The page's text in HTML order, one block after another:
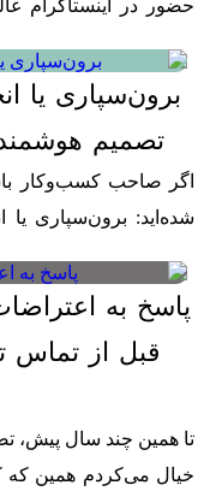
حضور در اینستاگرام
در...
برون‌سپاری یا
تصمیم
اگر صاحب کسب‌وکار
شده‌اید: برون‌سپاری یا
پاسخ به
قبل از تماس
تا همین چند سال پیش،
خیال می‌کردم همین که